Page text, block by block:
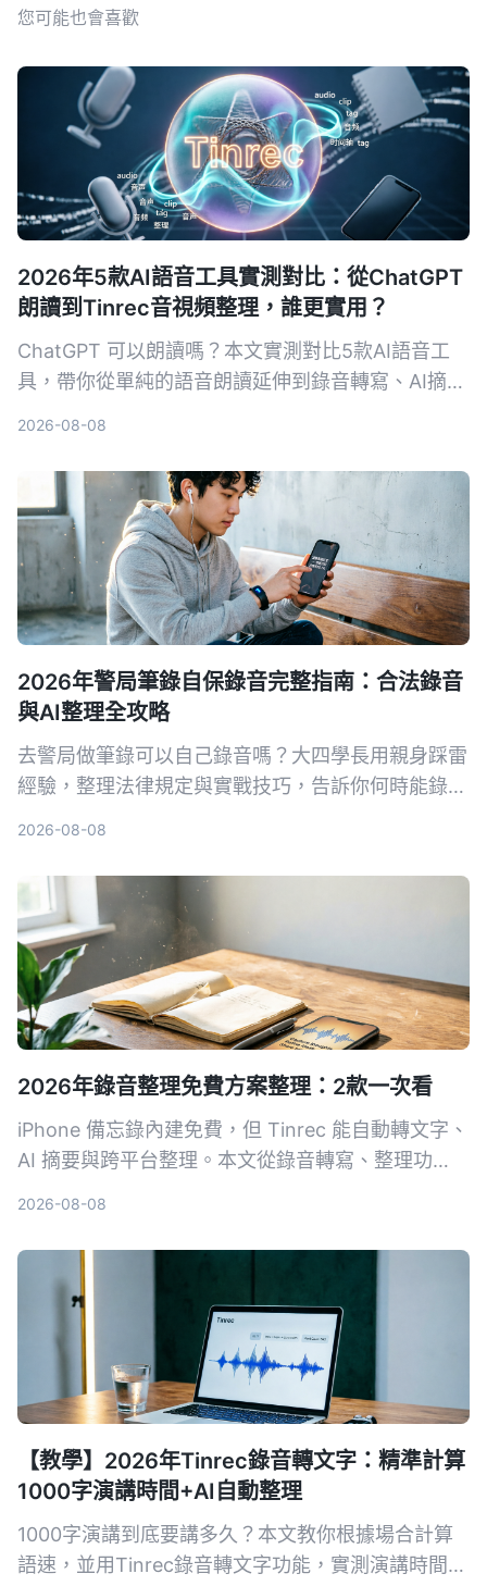
您可能也會喜歡
2026年5款AI語音工具實測對比：從ChatGPT
朗讀到Tinrec音視頻整理，誰更實用？
ChatGPT 可以朗讀嗎？本文實測對比5款AI語音工
具，帶你從單純的語音朗讀延伸到錄音轉寫、AI摘要
2026-08-08
2026年警局筆錄自保錄音完整指南：合法錄音
與AI整理全攻略
去警局做筆錄可以自己錄音嗎？大四學長用親身踩雷
經驗，整理法律規定與實戰技巧，告訴你何時能錄、
2026-08-08
2026年錄音整理免費方案整理：2款一次看
iPhone 備忘錄內建免費，但 Tinrec 能自動轉文字、
AI 摘要與跨平台整理。本文從錄音轉寫、整理功
2026-08-08
【教學】2026年Tinrec錄音轉文字：精準計算
1000字演講時間+AI自動整理
1000字演講到底要講多久？本文教你根據場合計算
語速，並用Tinrec錄音轉文字功能，實測演講時間、